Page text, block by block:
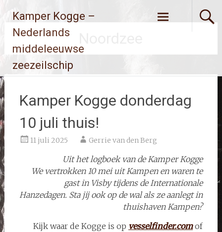
naarKamper Kogge –
Nederlands
middeleeuwse
zeezeilschip
Kamper Kogge donderdag
10 juli thuis!
11 juli 2025 Gerrie van den Berg
Uit het logboek van de Kamper Kogge
We vertrokken 10 mei uit Kampen en waren te
gast in Visby tijdens de Internationale
Hanzedagen. Sta jij ook op de wal als ze aanlegt in
thuishaven Kampen?
Kijk waar de Kogge is op vesselfinder.comof